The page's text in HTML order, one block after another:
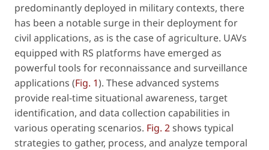
predominantly deployed in military contexts, there
has been a notable surge in their deployment for
civil applications, as is the case of agriculture. UAVs
equipped with RS platforms have emerged as
powerful tools for reconnaissance and surveillance
applications (Fig. 1). These advanced systems
provide real-time situational awareness, target
identification, and data collection capabilities in
various operating scenarios. Fig. 2shows typical
strategies to gather, process, and analyze temporal